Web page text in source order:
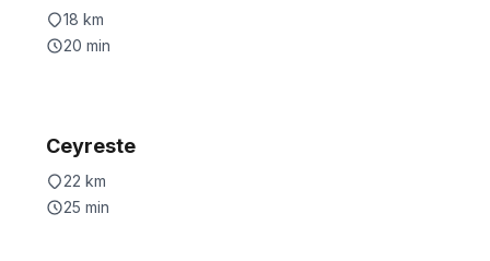
18 km
20 min
Ceyreste
22 km
25 min